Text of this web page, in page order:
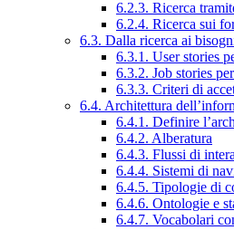
6.2.3. Ricerca
6.2.4. Ricerca sui
6.3. Dalla ricerca ai
6.3.1. User stories
6.3.2. Job stories
6.3.3. Criteri di
6.4. Architettura
6.4.1. Definire
6.4.2. Alberatura
6.4.3. Flussi di
6.4.4. Sistemi di
6.4.5. Tipologie di
6.4.6. Ontologie e
6.4.7. Vocabolari